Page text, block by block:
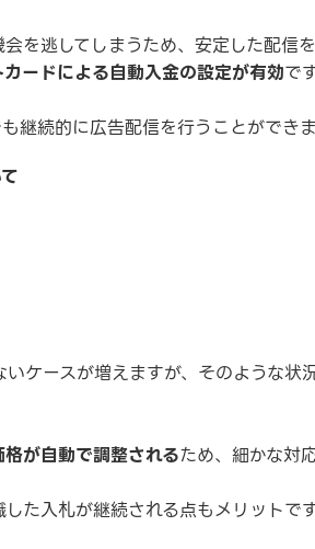
を逃してしまうため、安定した配信
ードによる自動入金の設定が有効です
継続的に広告配信を行うことができま
ケースが増えますが、そのような状
が自動で調整されるため、細かな対
た入札が継続される点もメリットです